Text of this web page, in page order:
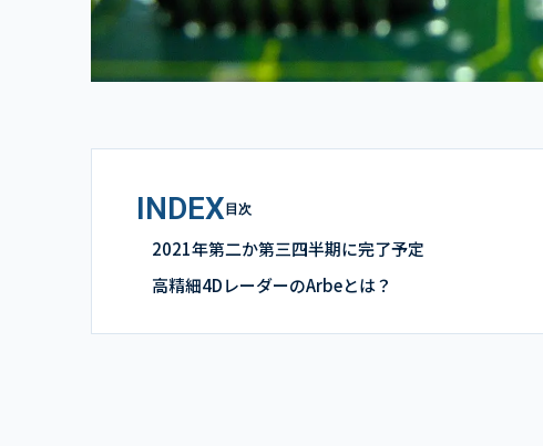
INDEX目次
2021年第二か第三四半期に完了予定
高精細4DレーダーのArbeとは？